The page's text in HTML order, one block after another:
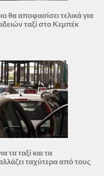
θα αποφασίσει τελικά για
ταξί στο Κεμπέκ
τα ταξί και τα
ταχύτερα από τους